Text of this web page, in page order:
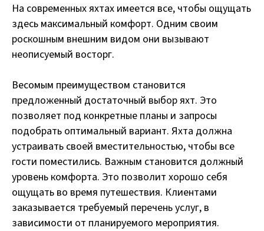
На современных яхтах имеется все, чтобы ощущать
здесь максимальный комфорт. Одним своим
роскошным внешним видом они вызывают
неописуемый восторг.
Весомым преимуществом становится
предложенный достаточный выбор яхт. Это
позволяет под конкретные планы и запросы
подобрать оптимальный вариант. Яхта должна
устраивать своей вместительностью, чтобы все
гости поместились. Важным становится должный
уровень комфорта. Это позволит хорошо себя
ощущать во время путешествия. Клиентами
заказывается требуемый перечень услуг, в
зависимости от планируемого мероприятия.